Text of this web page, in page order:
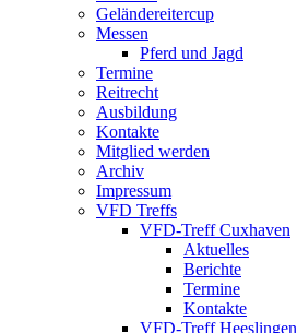
Geländereitercup
Messen
Pferd und Jagd
Termine
Reitrecht
Ausbildung
Kontakte
Mitglied werden
Archiv
Impressum
VFD Treffs
VFD-Treff Cuxhaven
Aktuelles
Berichte
Termine
Kontakte
VFD-Treff Heeslingen